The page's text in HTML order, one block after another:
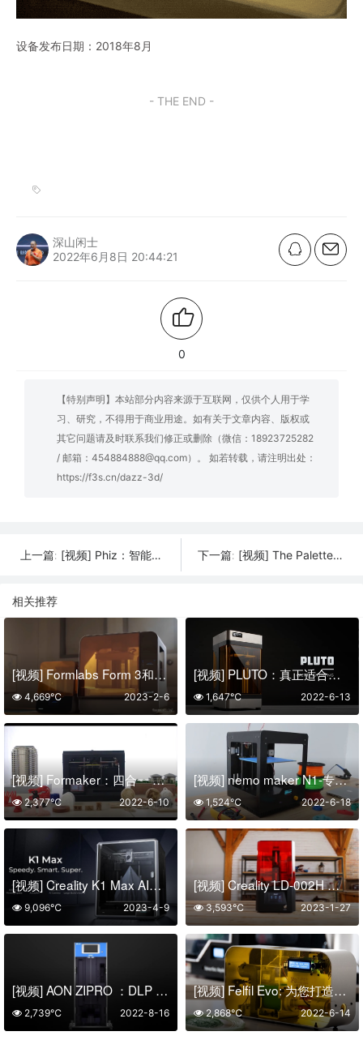
设备发布日期：2018年8月
- THE END -
深山闲士
2022年6月8日 20:44:21
0
【特别声明】本站部分内容来源于互联网，仅供个人用于学
习、研究，不得用于商业用途。如有关于文章内容、版权或
其它问题请及时联系我们修正或删除（微信：18923725282
/ 邮箱：454884888@qq.com）。 如若转载，请注明出处：
https://f3s.cn/dazz-3d/
上一篇: [视频] Phiz：智能手机或笔记本电脑上经济实惠的 3D扫描仪 下一篇: [视频] The Palette：进化的3D打印 – 3D打印机多色打印模块
相关推荐
[视频] Formlabs Form 3和Form 3L介绍：搭载 Low Force Stereolithography (LFS) 技术
2023-2-6
4,669℃
[视频] PLUTO：真正适合您桌面的光固化 3D打印机
2022-6-13
1,647℃
[视频] Formaker：四合一 3D打印机
2022-6-10
2,377℃
[视频] nemo maker N1-专业桌面3D打印机
2022-6-18
1,524℃
[视频] Creality K1 Max AI高速3D打印机：600mm/s打印速度 史诗般的飞跃
2023-4-9
9,096℃
[视频] Creality LD-002H 单色LCD光固化3D打印机
2023-1-27
3,593℃
[视频] AON ZIPRO ：DLP 3D打印陶瓷产品的完美解决方案
2022-8-16
2,739℃
[视频] Felfil Evo: 为您打造的用于 3D打印机的长丝挤出机
2022-6-14
2,868℃